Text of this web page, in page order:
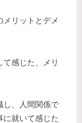
リットとデメ
感じた、メリ
し、人間関係で
に就いて感じた